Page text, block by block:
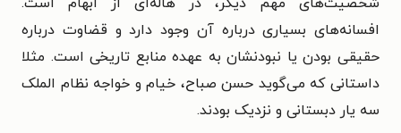
افسانه‌های بسیاری درباره آن وجود دارد و قضاوت درباره
حقیقی بودن یا نبودنشان به عهده منابع تاریخی است. مثلا
داستانی که می‌گوید حسن صباح، خیام و خواجه نظام الملک
سه یار دبستانی و نزدیک بودند.